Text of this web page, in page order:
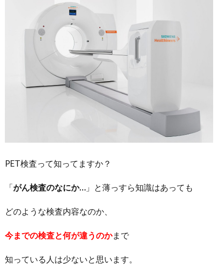
PET検査って知ってますか？
「がん検査のなにか… 」と薄っすら知識はあっても
どのような検査内容なのか、
今までの検査と何が違うのかまで
知っている人は少ないと思います。